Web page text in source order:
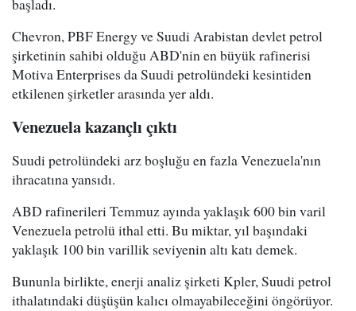
Chevron, PBF Energy ve Suudi Arabistan devlet petrol
şirketinin sahibi olduğu ABD'nin en büyük rafinerisi
Motiva Enterprises da Suudi petrolündeki kesintiden
etkilenen şirketler arasında yer aldı.
Venezuela kazançlı çıktı
Suudi petrolündeki arz boşluğu en fazla Venezuela'nın
ihracatına yansıdı.
ABD rafinerileri Temmuz ayında yaklaşık 600 bin varil
Venezuela petrolü ithal etti. Bu miktar, yıl başındaki
yaklaşık 100 bin varillik seviyenin altı katı demek.
Bununla birlikte, enerji analiz şirketi Kpler, Suudi petrol
ithalatındaki düşüşün kalıcı olmayabileceğini öngörüyor.